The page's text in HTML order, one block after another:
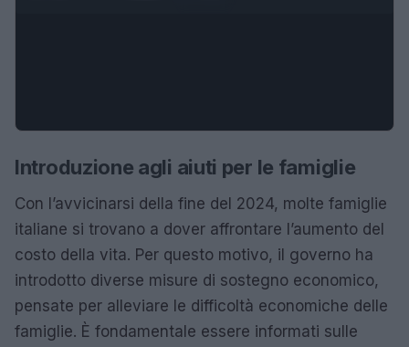
Introduzione agli aiuti per le famiglie
Con l’avvicinarsi della fine del 2024, molte famiglie
italiane si trovano a dover affrontare l’aumento del
costo della vita. Per questo motivo, il governo ha
introdotto diverse misure di sostegno economico,
pensate per alleviare le difficoltà economiche delle
famiglie. È fondamentale essere informati sulle